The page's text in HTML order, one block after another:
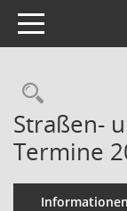
Toggle navigation
Straßen-
Termine
Informationen